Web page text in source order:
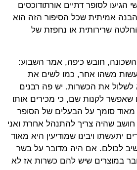
הגיעו לסופר דתיים אורתודוכסים
אמיתית שכל הסיפור הזה הוא
שרירותית או נחפזת של
חובש כיפה, אמר השבוע:
משהו אחר, כמו לשים את
לשלול את הכשרות. יש פה רבנים
שאפשר לקנות שם, כי מכירים אותו
מאוד סומך על הבעלים של הסופר
שהיה צריך להתנהל אחרת ואני
יתעשתו ויבינו שמודיעין היא מאוד
לכולם. אם היה מדובר על בשר
במוצרים שיש להם כשרות אז לא